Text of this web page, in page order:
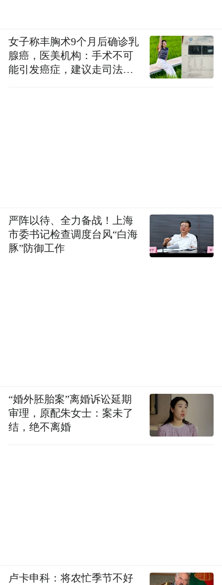
女子称丰胸术9个月后确诊乳
腺癌，医美机构：手术不可
能引发癌症，建议走司法途
严阵以待、全力备战！上海
市委书记检查调度台风“白海
豚”防御工作
“婚外胚胎案”离婚诉讼延期
审理，原配朱女士：案未了
结，绝不离婚
卢卡申科：将农忙季节不好